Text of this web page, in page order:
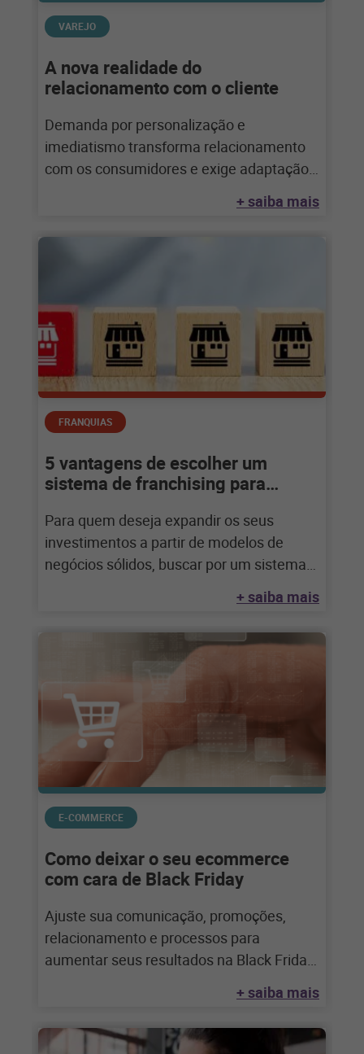
VAREJO
A nova realidade do
relacionamento com o cliente
Demanda por personalização e
imediatismo transforma relacionamento
com os consumidores e exige adaptação
+ saiba mais
FRANQUIAS
5 vantagens de escolher um
sistema de franchising para
Para quem deseja expandir os seus
investimentos a partir de modelos de
negócios sólidos, buscar por um sistema
+ saiba mais
E-COMMERCE
Como deixar o seu ecommerce
com cara de Black Friday
Ajuste sua comunicação, promoções,
relacionamento e processos para
aumentar seus resultados na Black Friday
Finalmente é novembro! Já estamos
+ saiba mais